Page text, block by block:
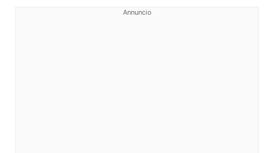
Annuncio